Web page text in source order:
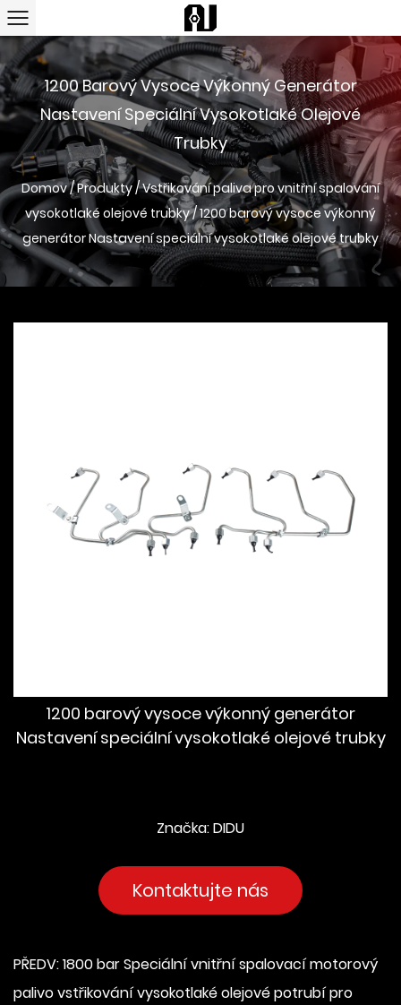
1200 Barový Vysoce Výkonný Generátor
Nastavení Speciální Vysokotlaké Olejové
Trubky
Domov/Produkty/Vstřikování paliva pro vnitřní spalování
vysokotlaké olejové trubky/1200 barový vysoce výkonný
generátor Nastavení speciální vysokotlaké olejové trubky
1200 barový vysoce výkonný generátor
Nastavení speciální vysokotlaké olejové trubky
Značka: DIDU
Kontaktujte nás
PŘEDV: 1800 bar Speciální vnitřní spalovací motorový
palivo vstřikování vysokotlaké olejové potrubí pro